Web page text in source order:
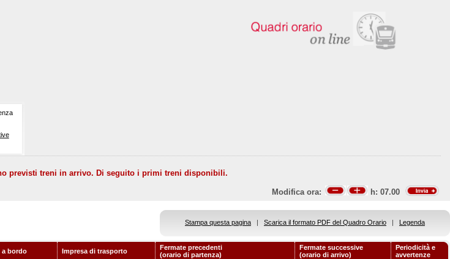
previsti treni in arrivo. Di seguito i primi treni disponibili.
Modifica ora: h: 07.00
Stampa questa pagina | Scarica il formato PDF del Quadro Orario | Legenda
a bordo Impresa di trasporto
Fermate precedenti
(orario di partenza)
Fermate successive
(orario di arrivo)
Periodicità e
avvertenze